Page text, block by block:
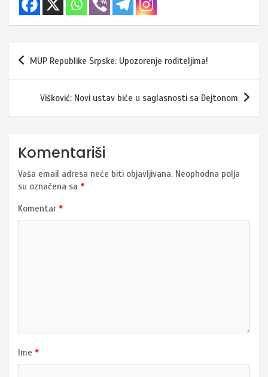
Navigacija
članaka
MUP Republike Srpske: Upozorenje roditeljima!
Višković: Novi ustav biće u saglasnosti sa Dejtonom
Komentariši
Vaša email adresa neće biti objavljivana. Neophodna polja
su označena sa *
Komentar *
Ime *